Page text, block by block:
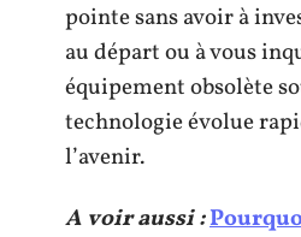
pointe sans avoir à
au départ ou à vous
équipement obsolète
technologie évolue
l’avenir.
A voir aussi :